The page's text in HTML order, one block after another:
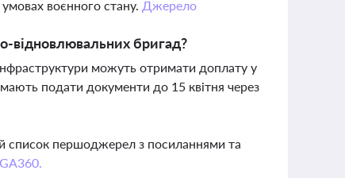
умовах воєнного стану. Джерело
відновлювальних бригад?
можуть отримати доплату у
подати документи до 15 квітня через
список першоджерел з посиланнями та